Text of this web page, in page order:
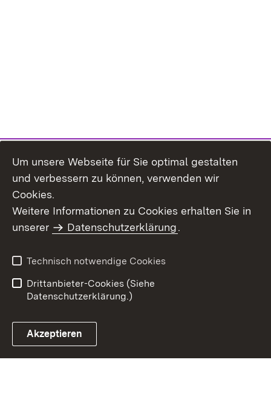
Um unsere Webseite für Sie optimal gestalten
und verbessern zu können, verwenden wir
Cookies.
Weitere Informationen zu Cookies erhalten Sie in
unserer
Datenschutzerklärung.
Technisch notwendige Cookies
Drittanbieter-Cookies (Siehe
Datenschutzerklärung.)
Akzeptieren